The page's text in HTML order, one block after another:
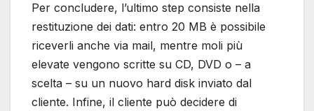
Per concludere, l’ultimo step consiste nella
restituzione dei dati: entro 20 MB è possibile
riceverli anche via mail, mentre moli più
elevate vengono scritte su CD, DVD o – a
scelta – su un nuovo hard disk inviato dal
cliente. Infine, il cliente può decidere di